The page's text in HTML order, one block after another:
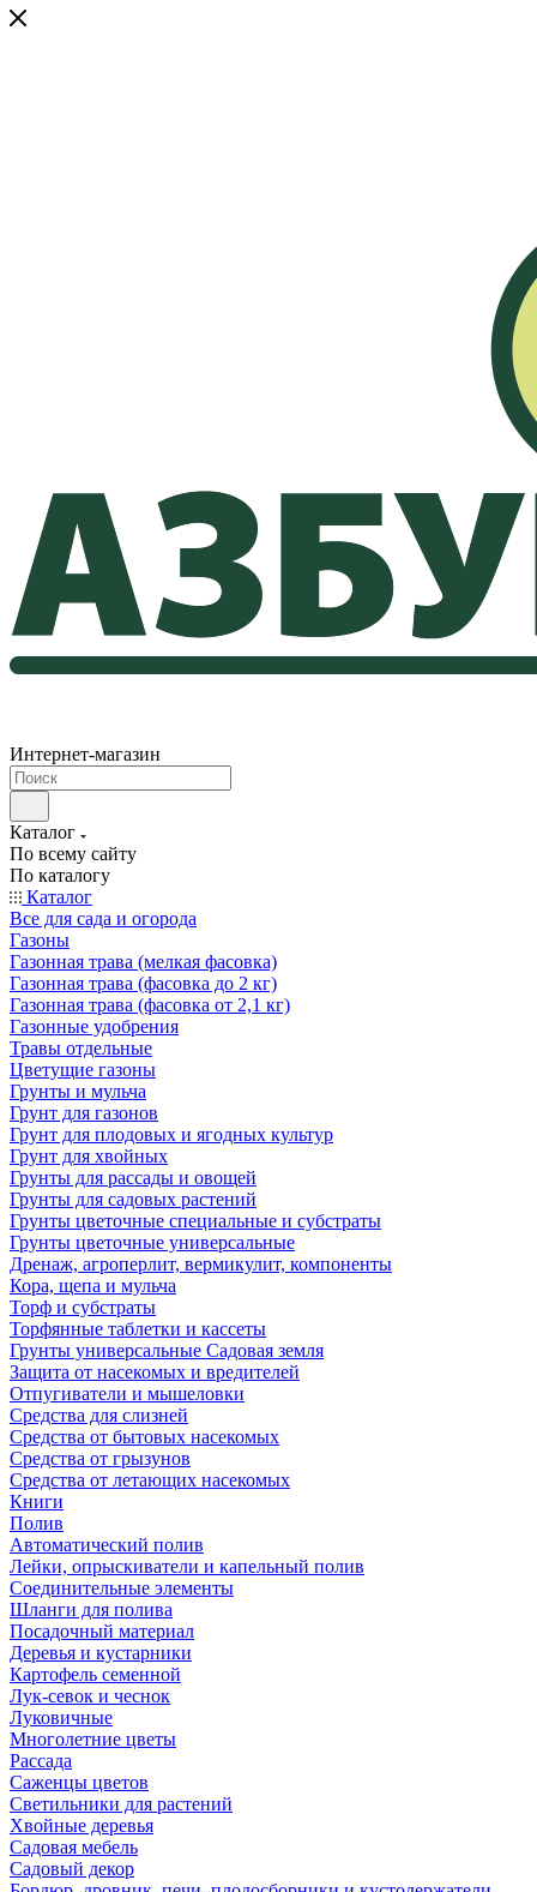
Интернет-магазин
Каталог
По всему сайту
По каталогу
Каталог
Все для сада и огорода
Газоны
Газонная трава (мелкая фасовка)
Газонная трава (фасовка до 2 кг)
Газонная трава (фасовка от 2,1 кг)
Газонные удобрения
Травы отдельные
Цветущие газоны
Грунты и мульча
Грунт для газонов
Грунт для плодовых и ягодных культур
Грунт для хвойных
Грунты для рассады и овощей
Грунты для садовых растений
Грунты цветочные специальные и субстраты
Грунты цветочные универсальные
Дренаж, агроперлит, вермикулит, компоненты
Кора, щепа и мульча
Торф и субстраты
Торфянные таблетки и кассеты
Грунты универсальные Садовая земля
Защита от насекомых и вредителей
Отпугиватели и мышеловки
Средства для слизней
Средства от бытовых насекомых
Средства от грызунов
Средства от летающих насекомых
Книги
Полив
Автоматический полив
Лейки, опрыскиватели и капельный полив
Соединительные элементы
Шланги для полива
Посадочный материал
Деревья и кустарники
Картофель семенной
Лук-севок и чеснок
Луковичные
Многолетние цветы
Рассада
Саженцы цветов
Светильники для растений
Хвойные деревья
Садовая мебель
Садовый декор